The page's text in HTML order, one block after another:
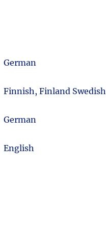
German
Finnish, Finland Swedish
German
English